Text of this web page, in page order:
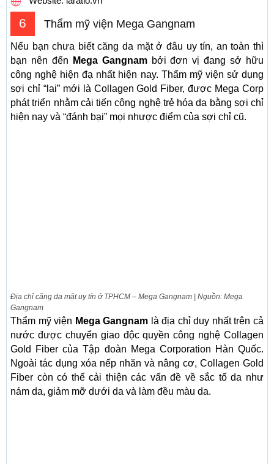
6 Thẩm mỹ viện Mega Gangnam
Nếu bạn chưa biết căng da mặt ở đâu uy tín, an toàn thì
bạn nên đến
Mega Gangnambởi đơn vị đang sở hữu
công nghệ hiện đạ nhất hiện nay. Thẩm mỹ viện sử dụng
sợi chỉ “lai” mới là Collagen Gold Fiber, được Mega Corp
phát triển nhằm cải tiến công nghệ trẻ hóa da bằng sợi chỉ
hiện nay và “đánh bại” mọi nhược điểm của sợi chỉ cũ.
Địa chỉ căng da mặt uy tín ở TPHCM – Mega Gangnam | Nguồn: Mega
Gangnam
Thẩm mỹ viện Mega Gangnam là địa chỉ duy nhất trên cả
nước được chuyển giao độc quyền công nghệ Collagen
Gold Fiber của Tập đoàn Mega Corporation Hàn Quốc.
Ngoài tác dụng xóa nếp nhăn và nâng cơ, Collagen Gold
Fiber còn có thể cải thiện các vấn đề về sắc tố da như
nám da, giảm mỡ dưới da và làm đều màu da.